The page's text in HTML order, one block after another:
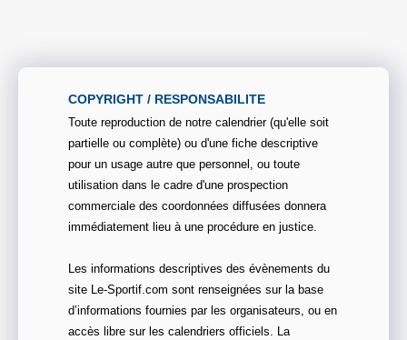
COPYRIGHT / RESPONSABILITE
Toute reproduction de notre calendrier (qu'elle soit
partielle ou complète) ou d'une fiche descriptive
pour un usage autre que personnel, ou toute
utilisation dans le cadre d'une prospection
commerciale des coordonnées diffusées donnera
immédiatement lieu à une procédure en justice.
Les informations descriptives des évènements du
site Le-Sportif.com sont renseignées sur la base
d’informations fournies par les organisateurs, ou en
accès libre sur les calendriers officiels. La